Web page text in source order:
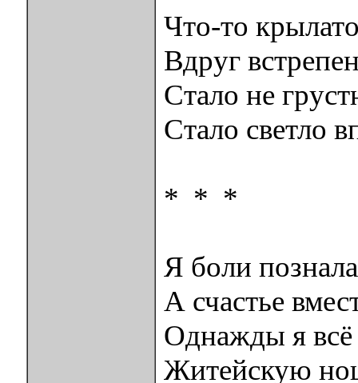
Что-то
Вдруг
Стало не
Стало светло
* * *
Я боли
А счастье
Однажды я всё
Житейскую